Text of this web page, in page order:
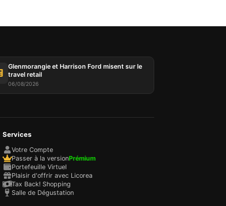
Glenmorangie et Harrison Ford misent sur le
travel retail
06/08/2026
Services
Votre Compte
Passer à la versionPrémium
Portefeuille Virtuel
Plaisir d'offrir avec Licorea
Tax Back! Shopping
Salle de Dégustation